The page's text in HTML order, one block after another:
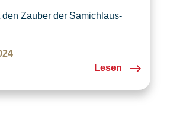
den Zauber der Samichlaus-
Erwachsene in
Stimmung.✨Lesen